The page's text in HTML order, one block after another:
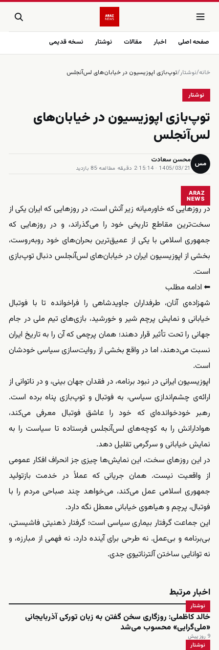
صفحه اصلی اخبار مقالات نوشتار نسخه قدیمی
خانه/نوشتار/توپ‌بازی اپوزیسیون در خیابان‌های لس‌آنجلس
نوشتار
توپ‌بازی اپوزیسیون در خیابان‌های
لس‌آنجلس
مس محسن سعادت
1405/03/21 · 15:14
·2 دقیقه مطالعه ·85 بازدید
ARAZ
NEWS
در روزهایی که خاورمیانه زیر آتش است، در روزهایی که ایران یکی از
سخت‌ترین مقاطع تاریخی خود را می‌گذراند، و در روزهایی که
جمهوری اسلامی با یکی از عمیق‌ترین بحران‌های خود روبه‌روست،
بخشی از اپوزیسیون ایران در خیابان‌های لس‌آنجلس دنبال توپ‌بازی
است.
⬅ ادامه مطلب
شهزاده‌ی آنان، طرفداران جاویدشاهی را فراخوانده تا با فوتبال
خیابانی و نمایش پرچم شیر و خورشید، بازی‌های تیم ملی در جام
جهانی را تحت تأثیر قرار دهند؛ همان پرچمی که آن را به تاریخ ایران
نسبت می‌دهند، اما در واقع بخشی از روایت‌سازی سیاسی خودشان
است.
اپوزیسیون ایرانی در نبود برنامه، در فقدان جهان بینی، و در ناتوانی از
ارائه‌ی چشم‌اندازی سیاسی، به فوتبال و توپ‌بازی پناه برده است.
رهبر خودخوانده‌ای که خود را عاشق فوتبال معرفی می‌کند،
هوادارانش را به کوچه‌های لس‌آنجلس فرستاده تا سیاست را به
نمایش خیابانی و سرگرمی تقلیل دهد.
در این روزهای سخت، این نمایش‌ها چیزی جز انحراف افکار عمومی
از واقعیت نیست. همان جریانی که عملاً در خدمت بازتولید
جمهوری اسلامی عمل می‌کند، می‌خواهد چند صباحی مردم را با
فوتبال، پرچم و هیاهوی خیابانی معطل نگه دارد.
این جماعت گرفتار بیماری سیاسی است؛ گرفتار ذهنیتی فاشیستی،
بی‌برنامه و بی‌عمل. نه طرحی برای آینده دارد، نه فهمی از مبارزه، و
نه توانایی ساختن آلترناتیوی جدی.
اخبار مرتبط
نوشتار
خالد کاظملی: روزگاری سخن گفتن به زبان تورکی آذربایجانی
«ملی‌گرایی» محسوب می‌شد
9 روز پیش
نوشتار